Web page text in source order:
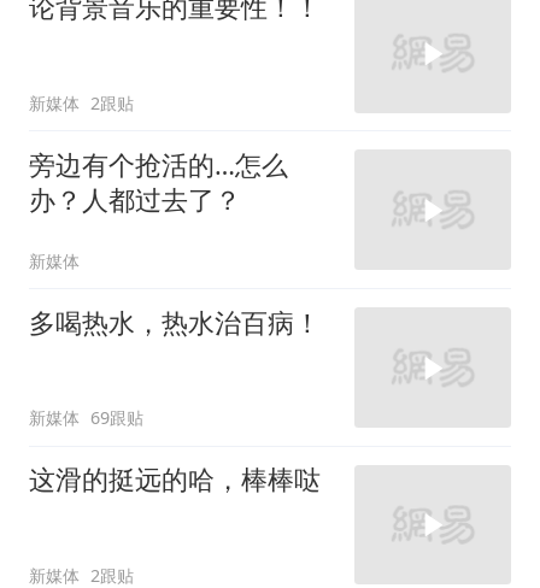
论背景音乐的重要性！！
新媒体 2跟贴
旁边有个抢活的…怎么
办？人都过去了？
新媒体
多喝热水，热水治百病！
新媒体 69跟贴
这滑的挺远的哈，棒棒哒
新媒体 2跟贴